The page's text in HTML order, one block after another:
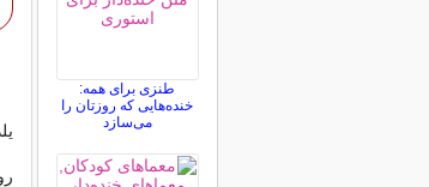
طنزی برای همه:
خنده‌هایی که روزتان را
می‌سازد